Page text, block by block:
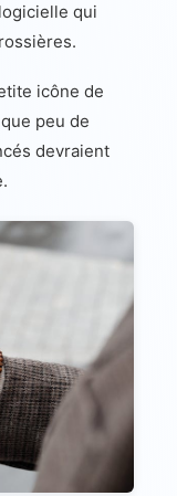
qui
icône de
peu de
devraient